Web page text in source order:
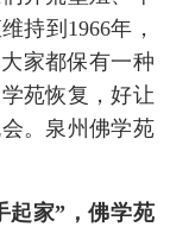
持到1966年，
家都保有一种
苑恢复，好让
。泉州佛学苑
起家”，佛学苑